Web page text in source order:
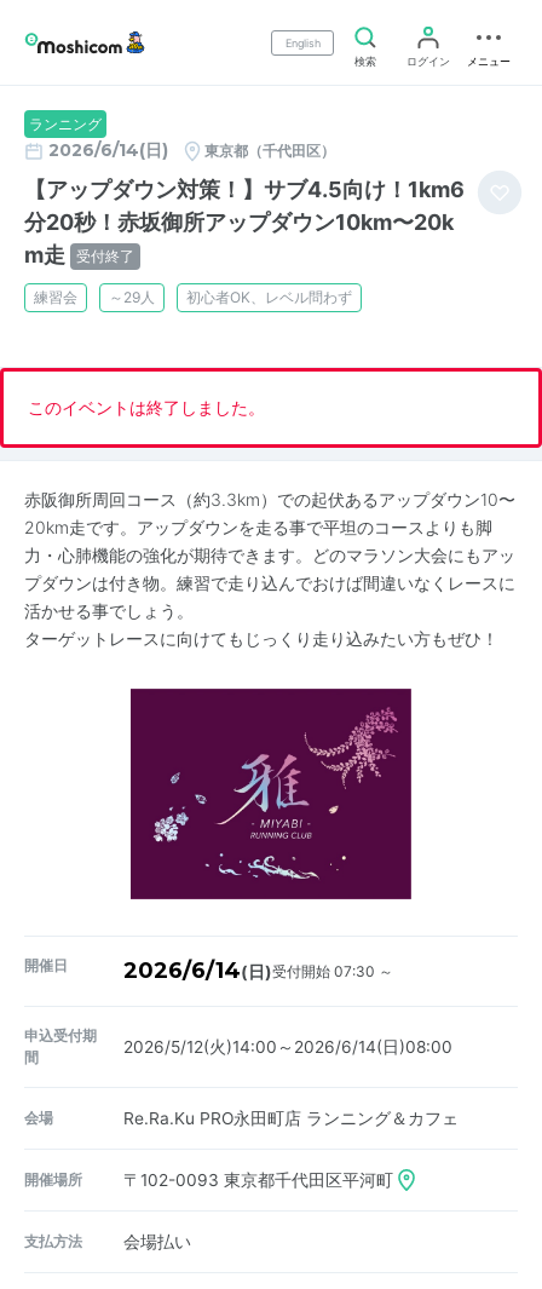
English
検索
ログイン メニュー
ランニング
2026/6/14(日) 東京都（千代田区）
【アップダウン対策！】サブ4.5向け！1km6
分20秒！赤坂御所アップダウン10km〜20k
m走
受付終了
練習会 ～29人 初心者OK、レベル問わず
このイベントは終了しました。
赤阪御所周回コース（約3.3km）での起伏あるアップダウン10〜
20km走です。アップダウンを走る事で平坦のコースよりも脚
力・心肺機能の強化が期待できます。どのマラソン大会にもアッ
プダウンは付き物。練習で走り込んでおけば間違いなくレースに
活かせる事でしょう。
ターゲットレースに向けてもじっくり走り込みたい方もぜひ！
開催日 2026/6/14(日)受付開始 07:30 ～
申込受付期
間
2026/5/12(火)14:00～2026/6/14(日)08:00
会場 Re.Ra.Ku PRO永田町店 ランニング＆カフェ
開催場所 〒102-0093 東京都千代田区平河町
支払方法 会場払い